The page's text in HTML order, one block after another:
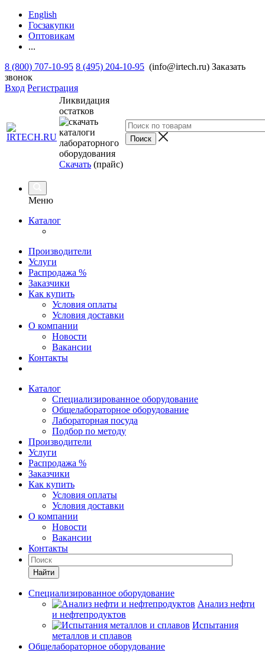
English
Госзакупки
Оптовикам
...
8 (800) 707-10-95 8 (495) 204-10-95 (info@irtech.ru) Заказать
звонок
Вход Регистрация
Ликвидация
остатков
Скачать (прайс)
Меню
Каталог
Производители
Услуги
Распродажа %
Заказчики
Как купить
Условия оплаты
Условия доставки
О компании
Новости
Вакансии
Контакты
Каталог
Специализированное оборудование
Общелабораторное оборудование
Лабораторная посуда
Подбор по методу
Производители
Услуги
Распродажа %
Заказчики
Как купить
Условия оплаты
Условия доставки
О компании
Новости
Вакансии
Контакты
Найти
Специализированное оборудование
Анализ нефти
и нефтепродуктов
Испытания
металлов и сплавов
Общелабораторное оборудование